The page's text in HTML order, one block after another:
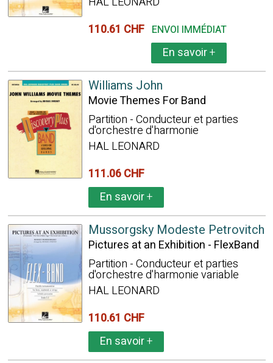
110.61 CHF ENVOI IMMÉDIAT
En savoir+
Williams John
Movie Themes For Band
Partition - Conducteur et parties
d'orchestre d'harmonie
HAL LEONARD
111.06 CHF
En savoir+
Mussorgsky Modeste Petrovitch
Pictures at an Exhibition - FlexBand
Partition - Conducteur et parties
d'orchestre d'harmonie variable
HAL LEONARD
110.61 CHF
En savoir+